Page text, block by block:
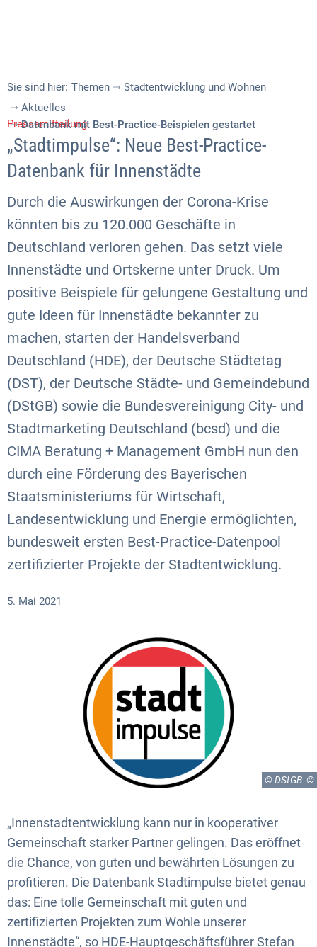
Sie sind hier: Themen
Stadtentwicklung und Wohnen
Aktuelles
Datenbank mit Best-Practice-Beispielen gestartet
Pressemitteilung
„Stadtimpulse“: Neue Best-Practice-
Datenbank für Innenstädte
Durch die Auswirkungen der Corona-Krise
könnten bis zu 120.000 Geschäfte in
Deutschland verloren gehen. Das setzt viele
Innenstädte und Ortskerne unter Druck. Um
positive Beispiele für gelungene Gestaltung und
gute Ideen für Innenstädte bekannter zu
machen, starten der Handelsverband
Deutschland (HDE), der Deutsche Städtetag
(DST), der Deutsche Städte- und Gemeindebund
(DStGB) sowie die Bundesvereinigung City- und
Stadtmarketing Deutschland (bcsd) und die
CIMA Beratung + Management GmbH nun den
durch eine Förderung des Bayerischen
Staatsministeriums für Wirtschaft,
Landesentwicklung und Energie ermöglichten,
bundesweit ersten Best-Practice-Datenpool
zertifizierter Projekte der Stadtentwicklung.
5. Mai 2021
© DStGB
„Innenstadtentwicklung kann nur in kooperativer
Gemeinschaft starker Partner gelingen. Das eröffnet
die Chance, von guten und bewährten Lösungen zu
profitieren. Die Datenbank Stadtimpulse bietet genau
das: Eine tolle Gemeinschaft mit guten und
zertifizierten Projekten zum Wohle unserer
Innenstädte“, so HDE-Hauptgeschäftsführer Stefan